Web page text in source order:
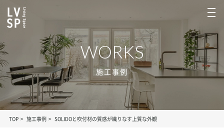
WORKS
施工事例
TOP 施工事例 SOLIDOと吹付材の質感が織りなす上質な外観